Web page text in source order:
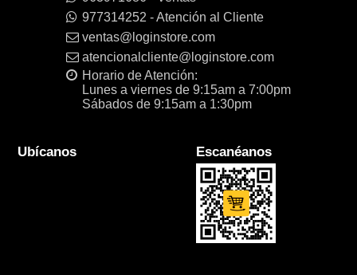
977314252 - Atención al Cliente
ventas@loginstore.com
atencionalcliente@loginstore.com
Horario de Atención:
Lunes a viernes de 9:15am a 7:00pm
Sábados de 9:15am a 1:30pm
Ubícanos Escanéanos